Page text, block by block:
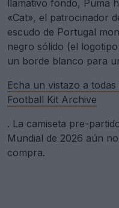
llamativo fondo, Puma
«Cat», el patrocinador
escudo de Portugal
negro sólido (el
un borde blanco para
Echa un vistazo a
Football Kit Archive
. La camiseta pre-
Mundial de 2026 aún
compra.